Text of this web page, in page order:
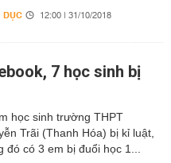
12:00 | 31/10/2018
7 học sinh bị
học sinh trường THPT
Trãi (Thanh Hóa) bị kỉ luật,
đó có 3 em bị đuổi học 1...